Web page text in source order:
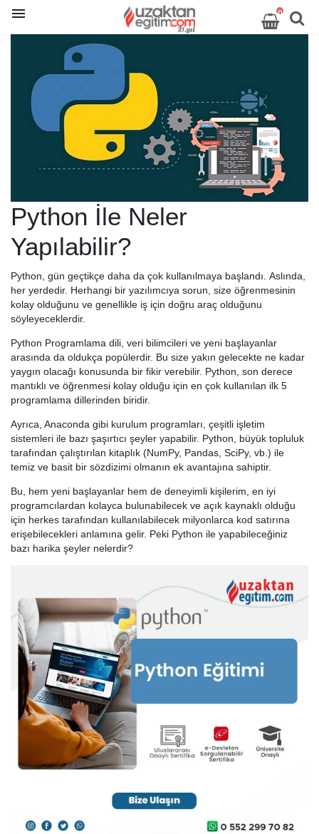
0
Python İle Neler
Yapılabilir?
Python, gün geçtikçe daha da çok kullanılmaya başlandı. Aslında,
her yerdedir. Herhangi bir yazılımcıya sorun, size öğrenmesinin
kolay olduğunu ve genellikle iş için doğru araç olduğunu
söyleyeceklerdir.
Python Programlama dili, veri bilimcileri ve yeni başlayanlar
arasında da oldukça popülerdir. Bu size yakın gelecekte ne kadar
yaygın olacağı konusunda bir fikir verebilir. Python, son derece
mantıklı ve öğrenmesi kolay olduğu için en çok kullanılan ilk 5
programlama dillerinden biridir.
Ayrıca, Anaconda gibi kurulum programları, çeşitli işletim
sistemleri ile bazı şaşırtıcı şeyler yapabilir. Python, büyük topluluk
tarafından çalıştırılan kitaplık (NumPy, Pandas, SciPy, vb.) ile
temiz ve basit bir sözdizimi olmanın ek avantajına sahiptir.
Bu, hem yeni başlayanlar hem de deneyimli kişilerim, en iyi
programcılardan kolayca bulunabilecek ve açık kaynaklı olduğu
için herkes tarafından kullanılabilecek milyonlarca kod satırına
erişebilecekleri anlamına gelir. Peki Python ile yapabileceğiniz
bazı harika şeyler nelerdir?